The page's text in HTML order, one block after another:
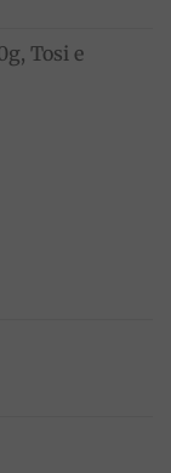
Tosi e